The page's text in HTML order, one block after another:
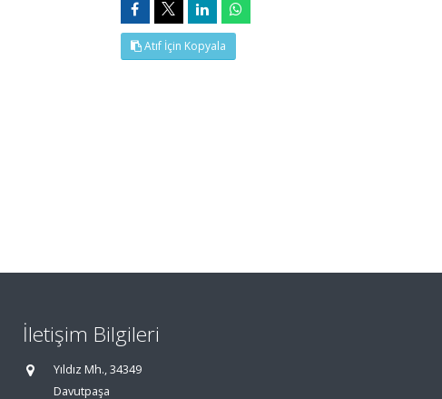
Atıf İçin Kopyala
İletişim Bilgileri
Yıldız Mh., 34349
Davutpaşa